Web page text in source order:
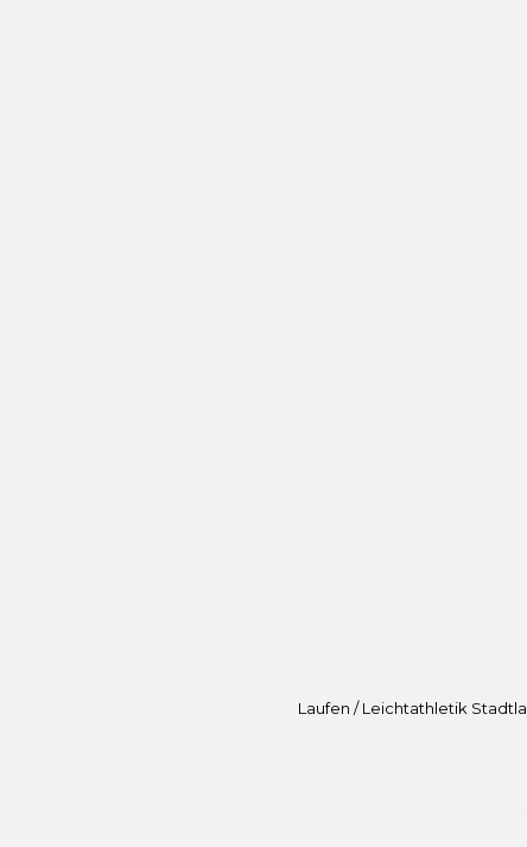
Laufen / Leichtathletik